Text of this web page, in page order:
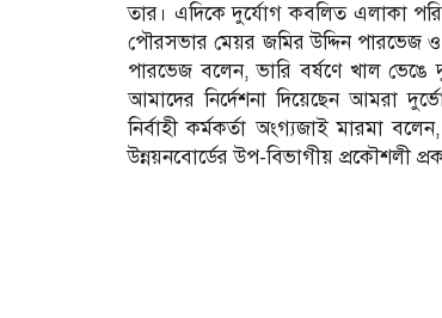
তার। এদিকে দুর্যোগ কবলিত এলাকা
পৌরসভার মেয়র জমির উদ্দিন পারভেজ ও
পারভেজ বলেন, ভারি বর্ষণে খাল
আমাদের নির্দেশনা দিয়েছেন আমরা
নির্বাহী কর্মকর্তা অংগ্যজাই মারমা
উন্নয়নবোর্ডের উপ-বিভাগীয় প্রকৌশলী